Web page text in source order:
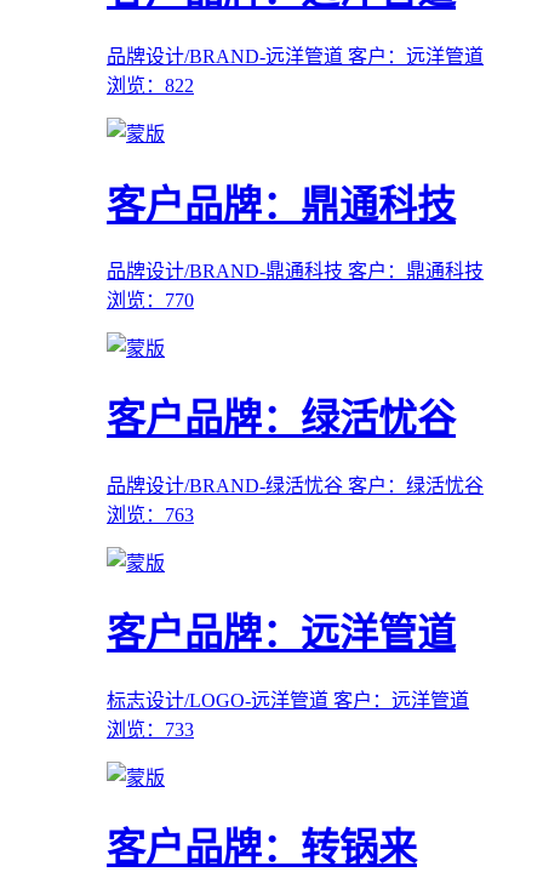
品牌设计/BRAND-远洋管道 客户：远洋管道
浏览：822
客户品牌：鼎通科技
品牌设计/BRAND-鼎通科技 客户：鼎通科技
浏览：770
客户品牌：绿活忧谷
品牌设计/BRAND-绿活忧谷 客户：绿活忧谷
浏览：763
客户品牌：远洋管道
标志设计/LOGO-远洋管道 客户：远洋管道
浏览：733
客户品牌：转锅来